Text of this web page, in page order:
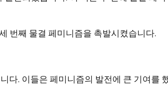
번째 물결 페미니즘을 촉발시켰습니다.
다. 이들은 페미니즘의 발전에 큰 기여를